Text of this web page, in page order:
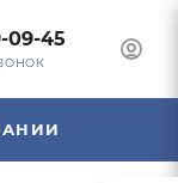
09-45